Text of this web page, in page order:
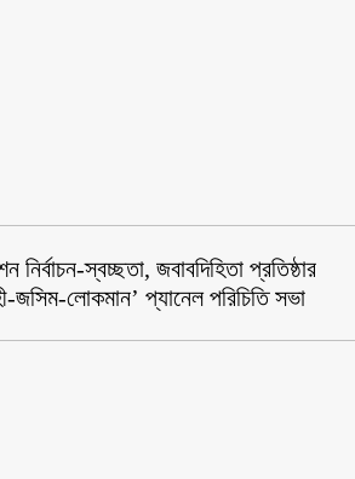
নির্বাচন-স্বচ্ছতা, জবাবদিহিতা প্রতিষ্ঠার
জসিম-লোকমান’ প্যানেল পরিচিতি সভা